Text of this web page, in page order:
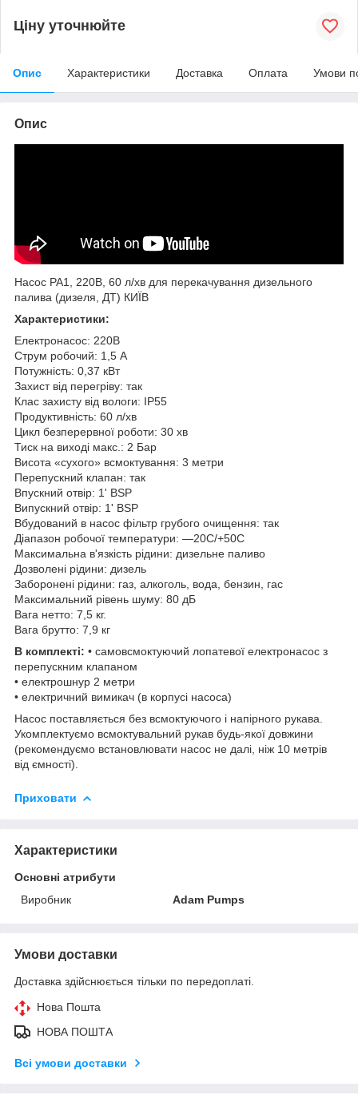
Ціну уточнюйте
Опис Характеристики Доставка Оплата Умови
Опис
Насос PA1, 220В, 60 л/хв для перекачування дизельного
палива (дизеля, ДТ) КИЇВ
Характеристики:
Електронасос: 220В
Струм робочий: 1,5 А
Потужність: 0,37 кВт
Захист від перегріву: так
Клас захисту від вологи: IP55
Продуктивність: 60 л/хв
Цикл безперервної роботи: 30 хв
Тиск на виході макс.: 2 Бар
Висота «сухого» всмоктування: 3 метри
Перепускний клапан: так
Впускний отвір: 1' BSP
Випускний отвір: 1' BSP
Вбудований в насос фільтр грубого очищення: так
Діапазон робочої температури: —20C/+50С
Максимальна в'язкість рідини: дизельне паливо
Дозволені рідини: дизель
Заборонені рідини: газ, алкоголь, вода, бензин, гас
Максимальний рівень шуму: 80 дБ
Вага нетто: 7,5 кг.
Вага брутто: 7,9 кг
В комплекті: • самовсмоктуючий лопатевої електронасос з
перепускним клапаном
• електрошнур 2 метри
• електричний вимикач (в корпусі насоса)
Насос поставляється без всмоктуючого і напірного рукава.
Укомплектуємо всмоктувальний рукав будь-якої довжини
(рекомендуємо встановлювати насос не далі, ніж 10 метрів
від ємності).
Приховати
Характеристики
Основні атрибути
Виробник
Adam Pumps
Умови доставки
Доставка здійснюється тільки по передоплаті.
Нова Пошта
НОВА ПОШТА
Всі умови доставки